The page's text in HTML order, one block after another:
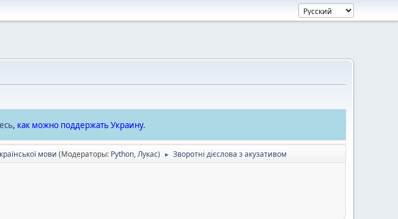
, как можно поддержать Украину.
мови (Модераторы: Python,Лукас) ► Зворотні дієслова з акузативом